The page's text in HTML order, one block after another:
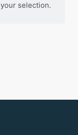
selection.